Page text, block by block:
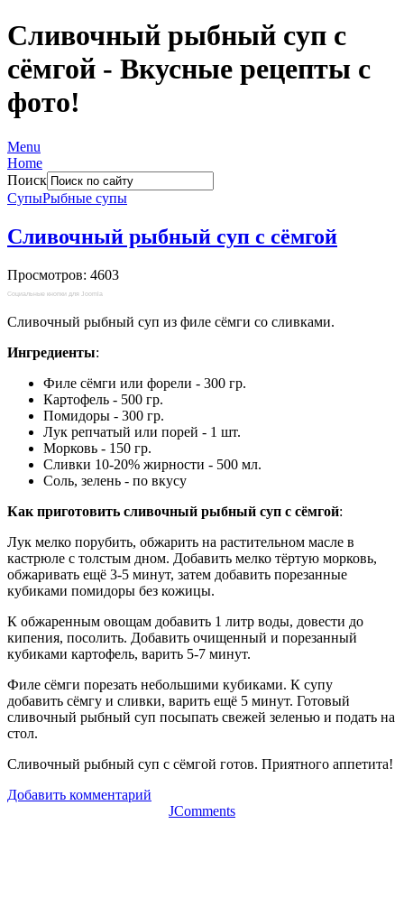
Сливочный рыбный суп с
сёмгой - Вкусные рецепты с
фото!
Menu
Home
Поиск
СупыРыбные супы
Сливочный рыбный суп с сёмгой
Просмотров: 4603
Социальные кнопки для Joomla
Сливочный рыбный суп из филе сёмги со сливками.
Ингредиенты:
Филе сёмги или форели - 300 гр.
Картофель - 500 гр.
Помидоры - 300 гр.
Лук репчатый или порей - 1 шт.
Морковь - 150 гр.
Сливки 10-20% жирности - 500 мл.
Соль, зелень - по вкусу
Как приготовить сливочный рыбный суп с сёмгой:
Лук мелко порубить, обжарить на растительном масле в
кастрюле с толстым дном. Добавить мелко тёртую морковь,
обжаривать ещё 3-5 минут, затем добавить порезанные
кубиками помидоры без кожицы.
К обжаренным овощам добавить 1 литр воды, довести до
кипения, посолить. Добавить очищенный и порезанный
кубиками картофель, варить 5-7 минут.
Филе сёмги порезать небольшими кубиками. К супу
добавить сёмгу и сливки, варить ещё 5 минут. Готовый
сливочный рыбный суп посыпать свежей зеленью и подать на
стол.
Сливочный рыбный суп с сёмгой готов. Приятного аппетита!
Добавить комментарий
JComments